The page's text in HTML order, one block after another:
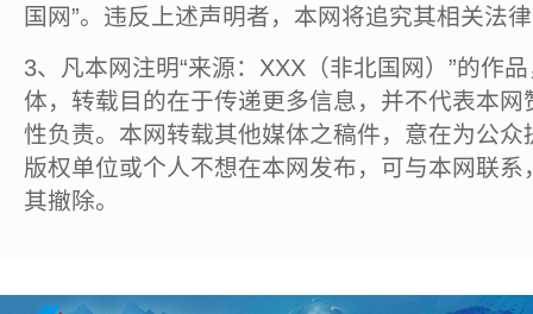
国网”。违反上述声明者，本网将追究其相关法
3、凡本网注明“来源：XXX（非北国网）”的作
体，转载目的在于传递更多信息，并不代表本
性负责。本网转载其他媒体之稿件，意在为公
版权单位或个人不想在本网发布，可与本网联
其撤除。